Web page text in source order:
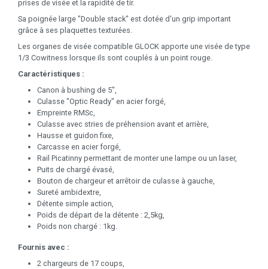
prises de visée et la rapidité de tir.
Sa poignée large "Double stack" est dotée d'un grip important
grâce à ses plaquettes texturées.
Les organes de visée compatible GLOCK apporte une visée de type
1/3 Cowitness lorsque ils sont couplés à un point rouge.
Caractéristiques :
Canon à bushing de 5",
Culasse "Optic Ready" en acier forgé,
Empreinte RMSc,
Culasse avec stries de préhension avant et arrière,
Hausse et guidon fixe,
Carcasse en acier forgé,
Rail Picatinny permettant de monter une lampe ou un laser,
Puits de chargé évasé,
Bouton de chargeur et arrêtoir de culasse à gauche,
Sureté ambidextre,
Détente simple action,
Poids de départ de la détente : 2,5kg,
Poids non chargé : 1kg.
Fournis avec :
2 chargeurs de 17 coups,